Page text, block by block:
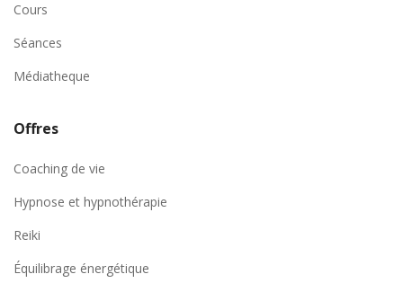
Cours
Séances
Médiatheque
Offres
Coaching de vie
Hypnose et hypnothérapie
Reiki
Équilibrage énergétique